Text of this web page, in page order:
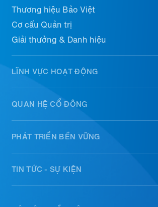
Thương hiệu Bảo Việt
Cơ cấu Quản trị
Giải thưởng & Danh hiệu
LĨNH VỰC HOẠT ĐỘNG
QUAN HỆ CỔ ĐÔNG
PHÁT TRIỂN BỀN VỮNG
TIN TỨC - SỰ KIỆN